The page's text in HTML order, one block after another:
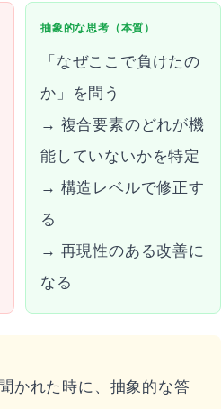
抽象的な思考（本質）
「なぜここで負けたの
か」を問う
→ 複合要素のどれが機
能していないかを特定
→ 構造レベルで修正す
る
→ 再現性のある改善に
なる
かれた時に、抽象的な答